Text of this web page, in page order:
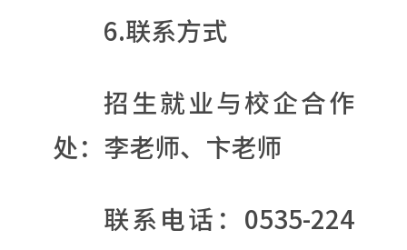
6.联系方式
招生就业与校企合作
处：李老师、卞老师
联系电话：0535-224